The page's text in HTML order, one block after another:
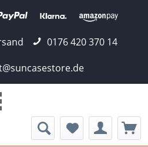
0176 420 370 14